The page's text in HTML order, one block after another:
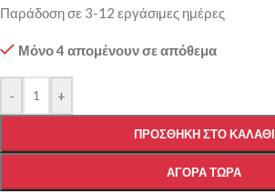
Παράδοση σε 3-12 εργάσιμες ημέρες
Μόνο 4 απομένουν σε απόθεμα
- +
ΠΡΟΣΘΉΚΗ ΣΤΟ ΚΑΛΆΘΙ
ΑΓΟΡΆ ΤΏΡΑ